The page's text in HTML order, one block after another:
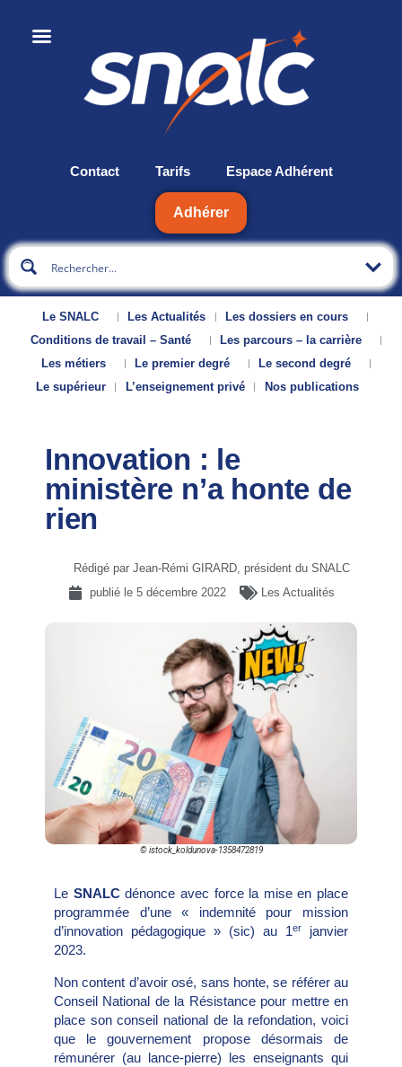
Contact Tarifs Espace Adhérent
Adhérer
Le SNALC Les Actualités
Les dossiers en cours
Conditions de travail – Santé
Les parcours – la carrière
Les métiers
Le premier degré
Le second degré
Le supérieur
L’enseignement privé Nos publications
Innovation : le
ministère n’a honte de
rien
Rédigé par Jean-Rémi GIRARD, président du SNALC
publié le 5 décembre 2022 Les Actualités
© istock_koldunova-1358472819
Le SNALCdénonce avec force la mise en place
programmée d’une « indemnité pour mission
d’innovation pédagogique » (sic) au 1er
janvier
2023.
Non content d’avoir osé, sans honte, se référer au
Conseil National de la Résistance pour mettre en
place son conseil national de la refondation, voici
que le gouvernement propose désormais de
rémunérer (au lance-pierre) les enseignants qui